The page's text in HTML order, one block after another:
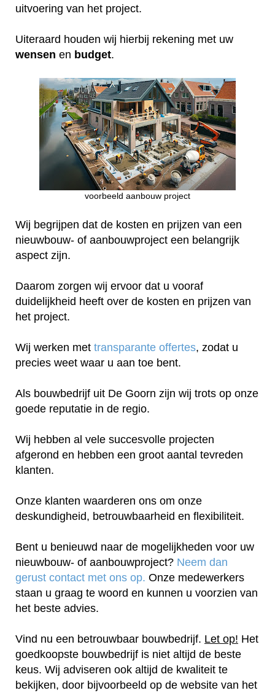
uitvoering van het project.
Uiteraard houden wij hierbij rekening met uw
wensen en budget.
voorbeeld aanbouw project
Wij begrijpen dat de kosten en prijzen van een
nieuwbouw- of aanbouwproject een belangrijk
aspect zijn.
Daarom zorgen wij ervoor dat u vooraf
duidelijkheid heeft over de kosten en prijzen van
het project.
Wij werken met transparante offertes, zodat u
precies weet waar u aan toe bent.
Als bouwbedrijf uit De Goorn zijn wij trots op onze
goede reputatie in de regio.
Wij hebben al vele succesvolle projecten
afgerond en hebben een groot aantal tevreden
klanten.
Onze klanten waarderen ons om onze
deskundigheid, betrouwbaarheid en flexibiliteit.
Bent u benieuwd naar de mogelijkheden voor uw
nieuwbouw- of aanbouwproject? Neem dan
gerust contact met ons op. Onze medewerkers
staan u graag te woord en kunnen u voorzien van
het beste advies.
Vind nu een betrouwbaar bouwbedrijf. Let op! Het
goedkoopste bouwbedrijf is niet altijd de beste
keus. Wij adviseren ook altijd de kwaliteit te
bekijken, door bijvoorbeeld op de website van het